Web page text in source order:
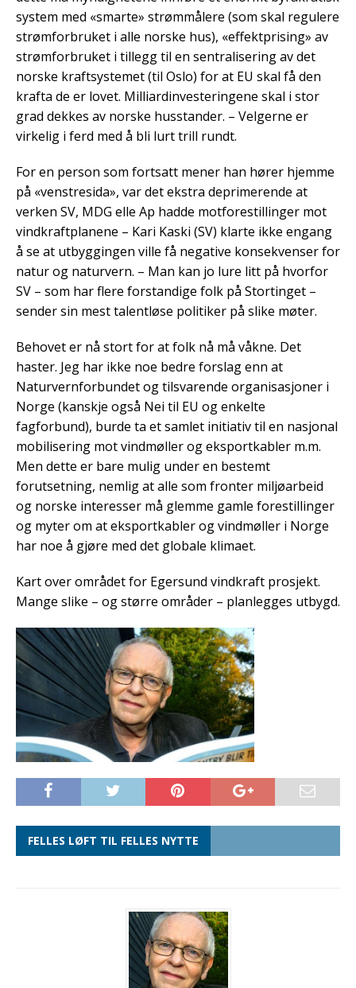
system med «smarte» strømmålere (som skal regulere
strømforbruket i alle norske hus), «effektprising» av
strømforbruket i tillegg til en sentralisering av det
norske kraftsystemet (til Oslo) for at EU skal få den
krafta de er lovet. Milliardinvesteringene skal i stor
grad dekkes av norske husstander. – Velgerne er
virkelig i ferd med å bli lurt trill rundt.
For en person som fortsatt mener han hører hjemme
på «venstresida», var det ekstra deprimerende at
verken SV, MDG elle Ap hadde motforestillinger mot
vindkraftplanene – Kari Kaski (SV) klarte ikke engang
å se at utbyggingen ville få negative konsekvenser for
natur og naturvern. – Man kan jo lure litt på hvorfor
SV – som har flere forstandige folk på Stortinget –
sender sin mest talentløse politiker på slike møter.
Behovet er nå stort for at folk nå må våkne. Det
haster. Jeg har ikke noe bedre forslag enn at
Naturvernforbundet og tilsvarende organisasjoner i
Norge (kanskje også Nei til EU og enkelte
fagforbund), burde ta et samlet initiativ til en nasjonal
mobilisering mot vindmøller og eksportkabler m.m.
Men dette er bare mulig under en bestemt
forutsetning, nemlig at alle som fronter miljøarbeid
og norske interesser må glemme gamle forestillinger
og myter om at eksportkabler og vindmøller i Norge
har noe å gjøre med det globale klimaet.
Kart over området for Egersund vindkraft prosjekt.
Mange slike – og større områder – planlegges utbygd.
FELLES LØFT TIL FELLES NYTTE